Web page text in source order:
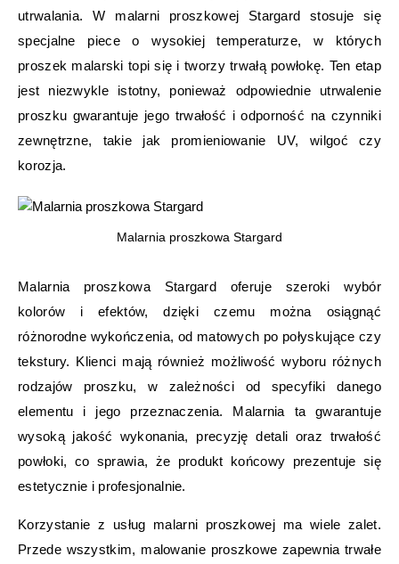
utrwalania. W malarni proszkowej Stargard stosuje się
specjalne piece o wysokiej temperaturze, w których
proszek malarski topi się i tworzy trwałą powłokę. Ten etap
jest niezwykle istotny, ponieważ odpowiednie utrwalenie
proszku gwarantuje jego trwałość i odporność na czynniki
zewnętrzne, takie jak promieniowanie UV, wilgoć czy
korozja.
Malarnia proszkowa Stargard
Malarnia proszkowa Stargard oferuje szeroki wybór
kolorów i efektów, dzięki czemu można osiągnąć
różnorodne wykończenia, od matowych po połyskujące czy
tekstury. Klienci mają również możliwość wyboru różnych
rodzajów proszku, w zależności od specyfiki danego
elementu i jego przeznaczenia. Malarnia ta gwarantuje
wysoką jakość wykonania, precyzję detali oraz trwałość
powłoki, co sprawia, że produkt końcowy prezentuje się
estetycznie i profesjonalnie.
Korzystanie z usług malarni proszkowej ma wiele zalet.
Przede wszystkim, malowanie proszkowe zapewnia trwałe